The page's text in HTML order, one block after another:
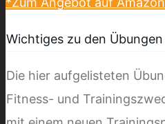
Wichtiges zu den Übungen
Die hier aufgelisteten
Fitness- und